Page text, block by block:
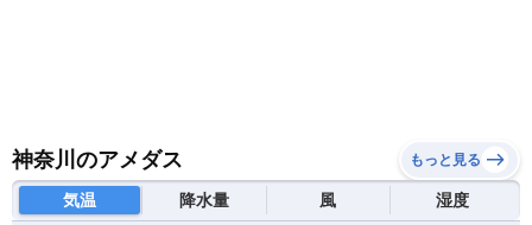
神奈川のアメダス もっと見る
気温 降水量 風 湿度